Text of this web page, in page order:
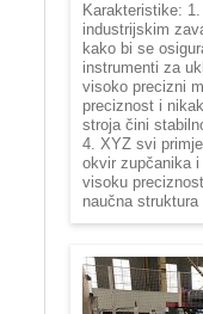
Karakteristike:
industrijskim
kako bi se
instrumenti za
visoko precizni
preciznost i
stroja čini
4. XYZ svi
okvir zupčanika
visoku
naučna